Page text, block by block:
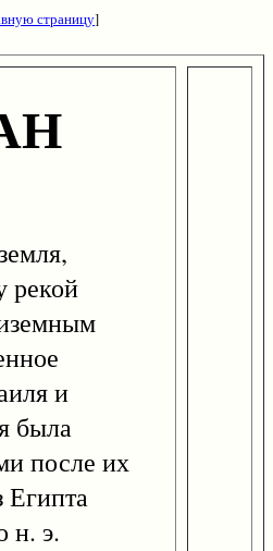
страницу]
рекой
и
была
после их
Египта
н. э.